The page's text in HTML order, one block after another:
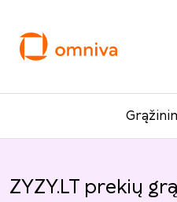
ZYZY.LT prekių